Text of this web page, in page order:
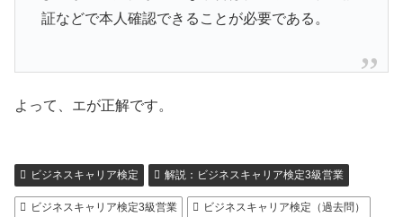
証などで本人確認できることが必要である。
よって、エが正解です。
ビジネスキャリア検定 解説：ビジネスキャリア検定3級営業
ビジネスキャリア検定3級営業
ビジネスキャリア検定（過去問）